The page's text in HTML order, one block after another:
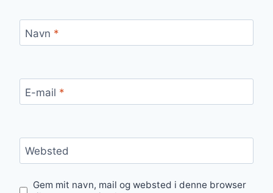
Navn *
E-mail *
Websted
Gem mit navn, mail og websted i denne browser